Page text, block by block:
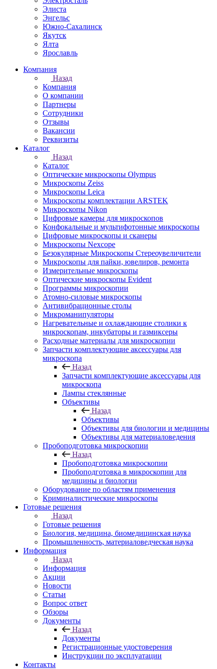
Элиста
Энгельс
Южно-Сахалинск
Якутск
Ялта
Ярославль
Компания
Назад
Компания
О компании
Партнеры
Сотрудники
Отзывы
Вакансии
Реквизиты
Каталог
Назад
Каталог
Оптические микроскопы Olympus
Микроскопы Zeiss
Микроскопы Leica
Микроскопы комплектации ARSTEK
Микроскопы Nikon
Цифровые камеры для микроскопов
Конфокальные и мультифотонные микроскопы
Цифровые микроскопы и сканеры
Микроскопы Nexcope
Безокулярные Микроскопы Стереоувеличители
Микроскопы для пайки, ювелиров, ремонта
Измерительные микроскопы
Оптические микроскопы Evident
Программы микроскопии
Атомно-силовые микроскопы
Антивибрационные столы
Микроманипуляторы
Нагревательные и охлаждающие столики к
микроскопам, инкубаторы и газмиксеры
Расходные материалы для микроскопии
Запчасти комплектующие аксессуары для
микроскопа
Назад
Запчасти комплектующие аксессуары для
микроскопа
Лампы стеклянные
Объективы
Назад
Объективы
Объективы для биологии и медицины
Объективы для материаловедения
Пробоподготовка микроскопии
Назад
Пробоподготовка микроскопии
Пробоподготовка в микроскопии для
медицины и биологии
Оборудование по областям применения
Криминалистические микроскопы
Готовые решения
Назад
Готовые решения
Биология, медицина, биомедицинская наука
Промышленность, материаловедческая наука
Информация
Назад
Информация
Акции
Новости
Статьи
Вопрос ответ
Обзоры
Документы
Назад
Документы
Регистрационные удостоверения
Инструкции по эксплуатации
Контакты